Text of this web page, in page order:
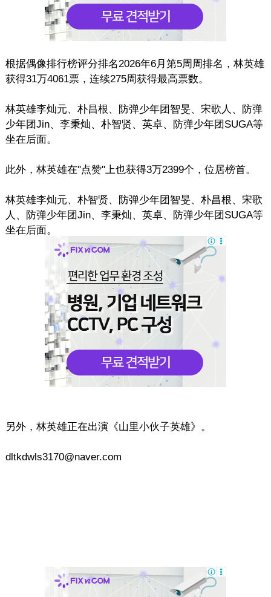
根据偶像排行榜评分排名2026年6月第5周周排名，林英雄
获得31万4061票，连续275周获得最高票数。
林英雄李灿元、朴昌根、防弹少年团智旻、宋歌人、防弹
少年团Jin、李秉灿、朴智贤、英卓、防弹少年团SUGA等
坐在后面。
此外，林英雄在"点赞"上也获得3万2399个，位居榜首。
林英雄李灿元、朴智贤、防弹少年团智旻、朴昌根、宋歌
人、防弹少年团Jin、李秉灿、英卓、防弹少年团SUGA等
坐在后面。
另外，林英雄正在出演《山里小伙子英雄》。
dltkdwls3170@naver.com